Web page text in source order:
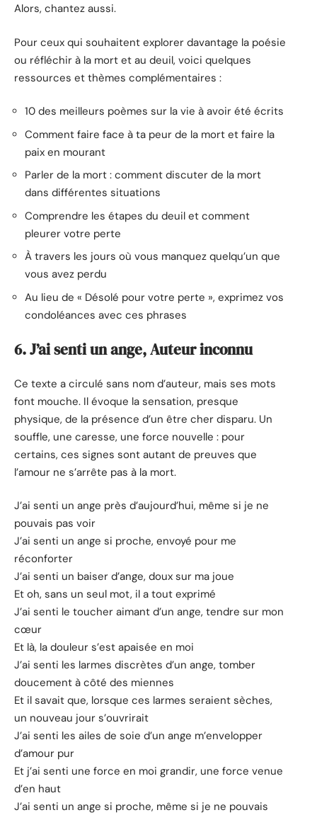
Alors, chantez aussi.
Pour ceux qui souhaitent explorer davantage la poésie
ou réfléchir à la mort et au deuil, voici quelques
ressources et thèmes complémentaires :
10 des meilleurs poèmes sur la vie à avoir été écrits
Comment faire face à ta peur de la mort et faire la
paix en mourant
Parler de la mort : comment discuter de la mort
dans différentes situations
Comprendre les étapes du deuil et comment
pleurer votre perte
À travers les jours où vous manquez quelqu’un que
vous avez perdu
Au lieu de « Désolé pour votre perte », exprimez vos
condoléances avec ces phrases
6. J’ai senti un ange, Auteur inconnu
Ce texte a circulé sans nom d’auteur, mais ses mots
font mouche. Il évoque la sensation, presque
physique, de la présence d’un être cher disparu. Un
souffle, une caresse, une force nouvelle : pour
certains, ces signes sont autant de preuves que
l’amour ne s’arrête pas à la mort.
J’ai senti un ange près d’aujourd’hui, même si je ne
pouvais pas voir
J’ai senti un ange si proche, envoyé pour me
réconforter
J’ai senti un baiser d’ange, doux sur ma joue
Et oh, sans un seul mot, il a tout exprimé
J’ai senti le toucher aimant d’un ange, tendre sur mon
cœur
Et là, la douleur s’est apaisée en moi
J’ai senti les larmes discrètes d’un ange, tomber
doucement à côté des miennes
Et il savait que, lorsque ces larmes seraient sèches,
un nouveau jour s’ouvrirait
J’ai senti les ailes de soie d’un ange m’envelopper
d’amour pur
Et j’ai senti une force en moi grandir, une force venue
d’en haut
J’ai senti un ange si proche, même si je ne pouvais